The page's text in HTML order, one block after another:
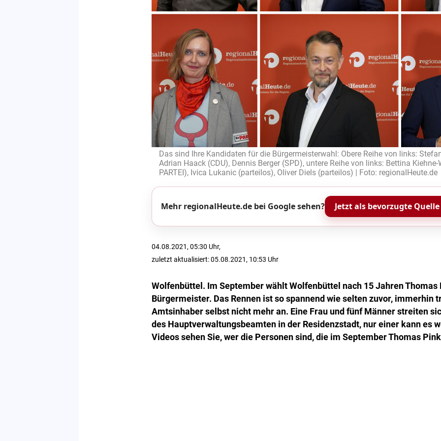
Das sind Ihre Kandidaten für die Bürgermeisterwahl: Obere Reihe von links:
Adrian Haack (CDU), Dennis Berger (SPD), untere Reihe von links: Bettina Kiehne-
PARTEI), Ivica Lukanic (parteilos), Oliver Diels (parteilos) | Foto: regionalHeute.de
Mehr regionalHeute.de bei Google sehen? Jetzt als bevorzugte
04.08.2021, 05:30 Uhr,
zuletzt aktualisiert: 05.08.2021, 10:53 Uhr
Wolfenbüttel. Im September wählt Wolfenbüttel nach 15 Jahren Thomas
Bürgermeister. Das Rennen ist so spannend wie selten zuvor, immerhin
Amtsinhaber selbst nicht mehr an. Eine Frau und fünf Männer streiten
des Hauptverwaltungsbeamten in der Residenzstadt, nur einer kann es
Videos sehen Sie, wer die Personen sind, die im September Thomas